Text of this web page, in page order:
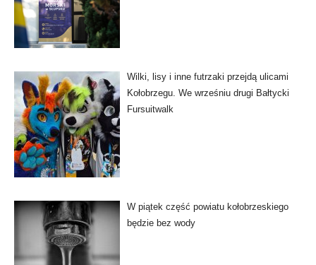
Wilki, lisy i inne futrzaki przejdą ulicami
Kołobrzegu. We wrześniu drugi Bałtycki
Fursuitwalk
W piątek część powiatu kołobrzeskiego
będzie bez wody